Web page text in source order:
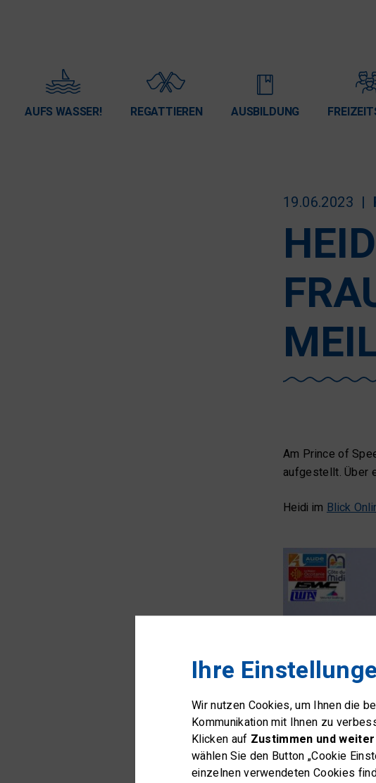
AUFS WASSER! REGATTIEREN AUSBILDUNG
19.06.2023
Am Prince of
aufgestellt. Über
Heidi im Blick
Ihre
Wir nutzen Cookies, um Ihnen die
Kommunikation mit Ihnen zu
Klicken auf Zustimmen und weiter
wählen Sie den Button „Cookie
einzelnen verwendeten Cookies